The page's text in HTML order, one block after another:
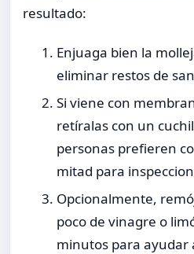
resultado:
Enjuaga bien la
eliminar restos de
Si viene con
retíralas con un
personas prefieren
mitad para
Opcionalmente,
poco de vinagre o
minutos para ayudar